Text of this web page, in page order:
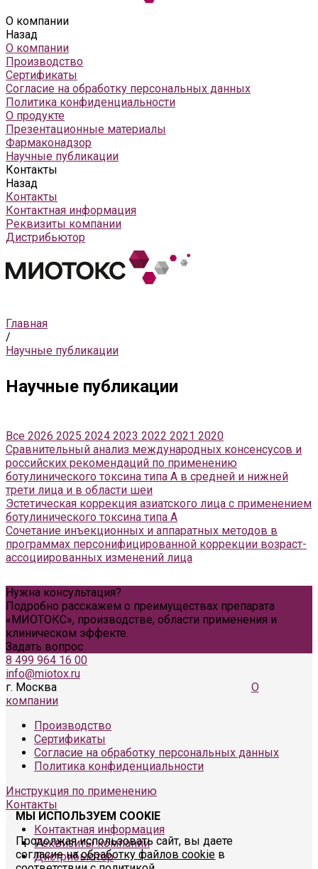
О компании
Назад
О компании
Производство
Сертификаты
Согласие на обработку персональных данных
Политика конфиденциальности
О продукте
Презентационные материалы
Фармаконадзор
Научные публикации
Контакты
Назад
Контакты
Контактная информация
Реквизиты компании
Дистрибьютор
Главная
/
Научные публикации
Научные публикации
Все 2026 2025 2024 2023 2022 2021 2020
Сравнительный анализ международных консенсусов и
российских рекомендаций по применению
ботулинического токсина типа А в средней и нижней
трети лица и в области шеи
Эстетическая коррекция азиатского лица с применением
ботулинического токсина типа A
Cочетание инъекционных и аппаратных методов в
программах персонифицированной коррекции возраст-
ассоциированных изменений лица
Нужна консультация?
Подробно расскажем о преимуществах препарата
«МИОТОКС», производстве, области применения и
клиническом эффекте.
Задать вопрос
8 499 964 16 00
info@miotox.ru
г. Москва
О
компании
Производство
Сертификаты
Согласие на обработку персональных данных
Политика конфиденциальности
Инструкция по применению
Контакты
Контактная информация
Реквизиты компании
Дистрибьютор
МЫ ИСПОЛЬЗУЕМ COOKIE
Продолжая использовать сайт, вы даете
согласие наобработку файлов cookie в